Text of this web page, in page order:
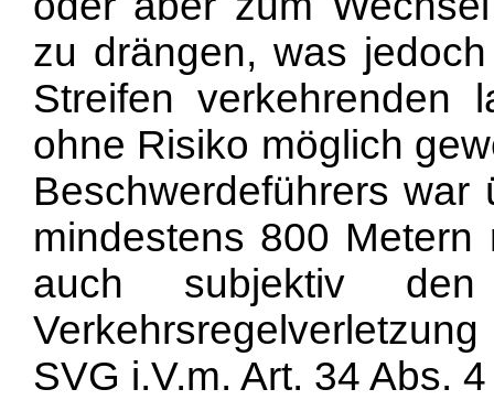
zu drängen, was
Streifen verkehrenden
ohne Risiko möglich
Beschwerdeführers
mindestens 800
auch subjektiv
SVG i.V.m. Art. 34 Abs.